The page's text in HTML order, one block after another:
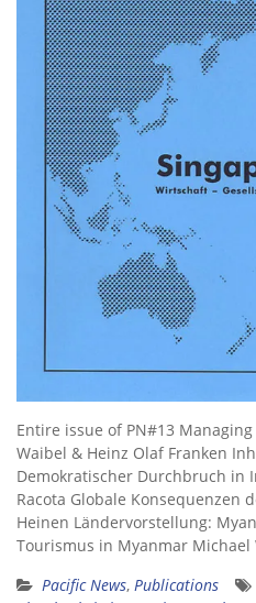
Entire issue of PN#13
Waibel & Heinz Olaf Franken
Demokratischer Durchbruch in
Racota Globale Konsequenzen
Heinen Ländervorstellung:
Tourismus in Myanmar Michael
Pacific News, Publications